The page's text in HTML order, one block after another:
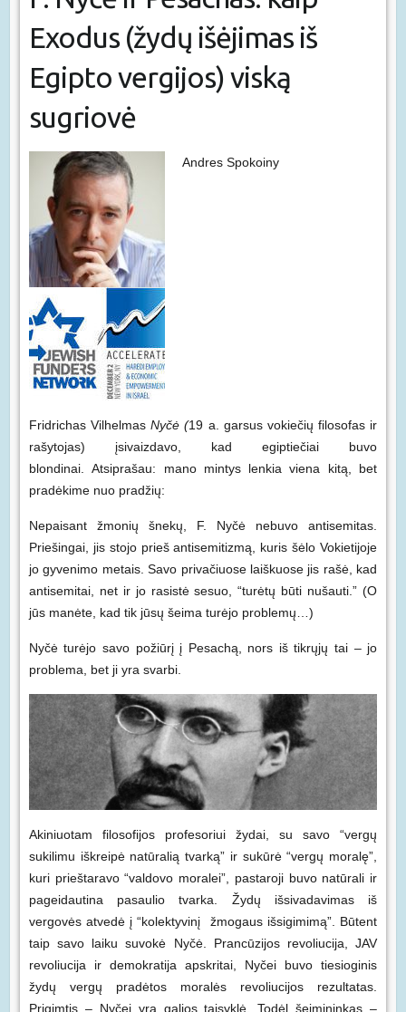
Exodus (žydų išėjimas iš
Egipto vergijos) viską
sugriovė
Andres Spokoiny
Fridrichas VilhelmasNyčė (19 a. garsus vokiečių filosofas ir
rašytojas) įsivaizdavo, kad egiptiečiai buvo
blondinai. Atsiprašau: mano mintys lenkia viena kitą, bet
pradėkime nuo pradžių:
Nepaisant žmonių šnekų, F. Nyčė nebuvo antisemitas.
Priešingai, jis stojo prieš antisemitizmą, kuris šėlo Vokietijoje
jo gyvenimo metais. Savo privačiuose laiškuose jis rašė, kad
antisemitai, net ir jo rasistė sesuo, “turėtų būti nušauti.” (O
jūs manėte, kad tik jūsų šeima turėjo problemų…)
Nyčė turėjo savo požiūrį į Pesachą, nors iš tikrųjų tai – jo
problema, bet ji yra svarbi.
Akiniuotam filosofijos profesoriui žydai, su savo “vergų
sukilimu iškreipė natūralią tvarką” ir sukūrė “vergų moralę”,
kuri prieštaravo “valdovo moralei”, pastaroji buvo natūrali ir
pageidautina pasaulio tvarka. Žydų išsivadavimas iš
vergovės atvedė į “kolektyvinį žmogaus išsigimimą”. Būtent
taip savo laiku suvokė Nyčė. Prancūzijos revoliucija, JAV
revoliucija ir demokratija apskritai, Nyčei buvo tiesioginis
žydų vergų pradėtos moralės revoliucijos rezultatas.
Prigimtis – Nyčei yra galios taisyklė. Todėl šeimininkas –